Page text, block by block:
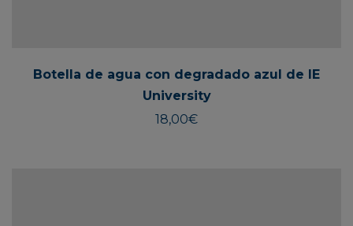
Botella de agua con degradado azul de IE
University
18,00€